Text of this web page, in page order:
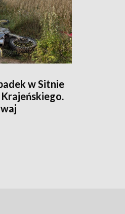
w Sitnie
Krajeńskiego.